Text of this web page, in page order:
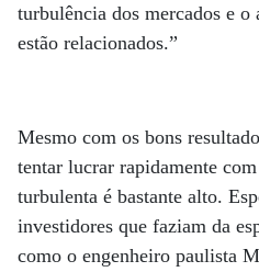
turbulência dos mercados e o
estão relacionados.”
Mesmo com os bons
tentar lucrar rapidamente
turbulenta é bastante alto.
investidores que faziam da
como o engenheiro paulista